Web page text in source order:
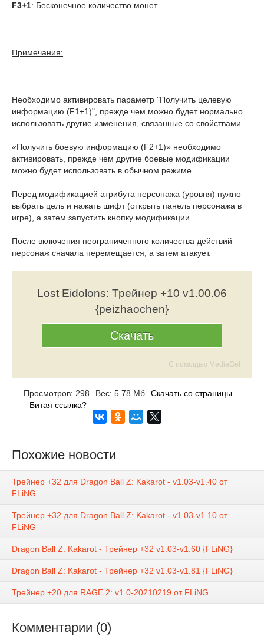
F3+1: Бесконечное количество монет
Примечания:
Необходимо активировать параметр "Получить целевую
информацию (F1+1)", прежде чем можно будет нормально
использовать другие изменения, связанные со свойствами.
«Получить боевую информацию (F2+1)» необходимо
активировать, прежде чем другие боевые модификации
можно будет использовать в обычном режиме.
Перед модификацией атрибута персонажа (уровня) нужно
выбрать цель и нажать шифт (открыть панель персонажа в
игре), а затем запустить кнопку модификации.
После включения неограниченного количества действий
персонаж сначала перемещается, а затем атакует.
Lost Eidolons: Трейнер +10 v1.00.06
{peizhaochen}
Скачать
С помощью MediaGet
Просмотров: 298 Вес: 5.78 Мб
Скачать со страницы
Битая ссылка?
Похожие новости
Трейнер +32 для Dragon Ball Z: Kakarot - v1.03-v1.40 от
FLiNG
Трейнер +32 для Dragon Ball Z: Kakarot - v1.03-v1.10 от
FLiNG
Dragon Ball Z: Kakarot - Трейнер +32 v1.03-v1.60 {FLiNG}
Dragon Ball Z: Kakarot - Трейнер +32 v1.03-v1.81 {FLiNG}
Трейнер +20 для RAGE 2: v1.0-20210219 от FLiNG
Комментарии (0)